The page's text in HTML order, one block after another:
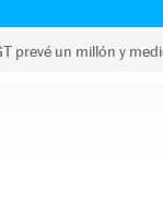
prevé un millón y